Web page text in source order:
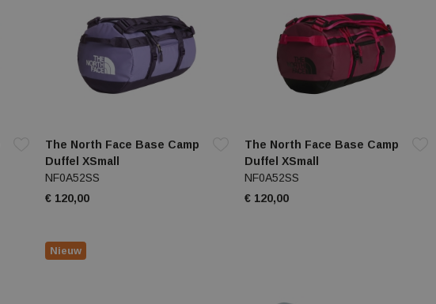
The North Face Base Camp
Duffel XSmall
NF0A52SS
€ 120,00
The North Face Base Camp
Duffel XSmall
NF0A52SS
€ 120,00
Nieuw